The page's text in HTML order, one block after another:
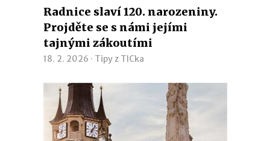
Radnice slaví 120. narozeniny.
Projděte se s námi jejími
tajnými zákoutími
18. 2. 2026 · Tipy z TICka